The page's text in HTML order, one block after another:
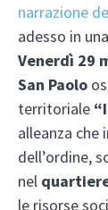
narrazione
adesso in
Venerdì 29
San Paolo
territoriale
alleanza
dell’ordine,
nel
le risorse